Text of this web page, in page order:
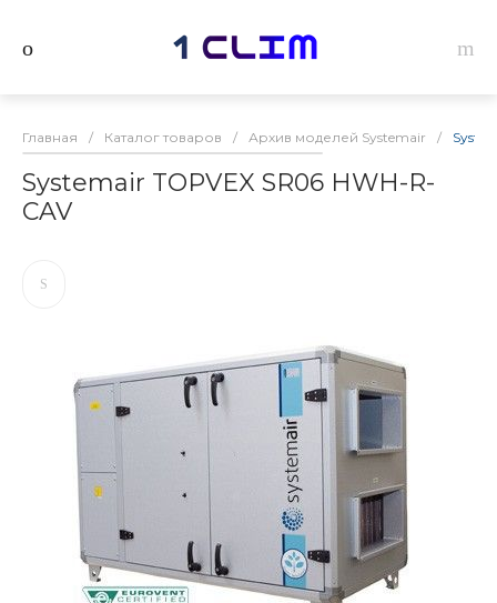
Главная / Каталог товаров / Архив моделей Systemair /
Systemair TOPVEX SR06 HWH-R-
CAV